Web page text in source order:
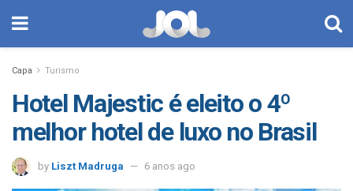
Capa Turismo
Hotel Majestic é eleito o 4º
melhor hotel de luxo no Brasil
by Liszt Madruga 6 anos ago